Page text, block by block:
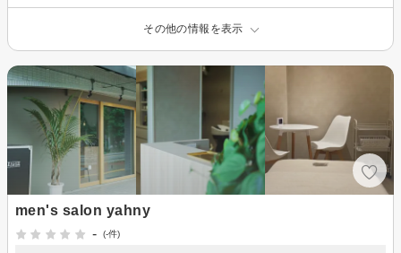
その他の情報を表示
men's salon yahny
-
(-件)